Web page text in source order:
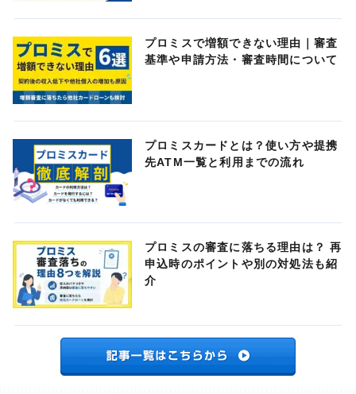
プロミスで増額できない理由｜審査
基準や申請方法・審査時間について
プロミスカードとは？使い方や提携
先ATM一覧と利用までの流れ
プロミスの審査に落ちる理由は？ 再
申込時のポイントや別の対処法も紹
介